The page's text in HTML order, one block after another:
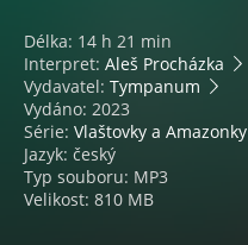
Délka: 14 h 21 min
Interpret: Aleš Procházka
Vydavatel: Tympanum
Vydáno: 2023
Série: Vlaštovky a Amazonky
Jazyk: český
Typ souboru: MP3
Velikost: 810 MB